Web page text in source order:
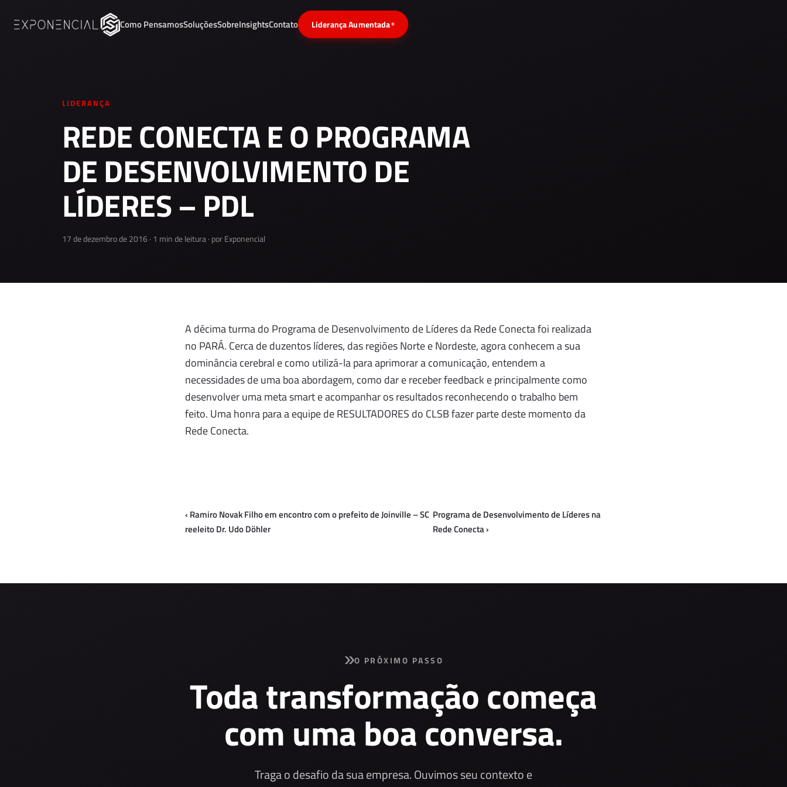
Como PensamosSoluçõesSobreInsightsContato Liderança Aumentada®
LIDERANÇA
REDE CONECTA E O PROGRAMA
DE DESENVOLVIMENTO DE
LÍDERES – PDL
17 de dezembro de 2016 · 1 min de leitura · por Exponencial
A décima turma do Programa de Desenvolvimento de Líderes da Rede Conecta foi realizada
no PARÁ. Cerca de duzentos líderes, das regiões Norte e Nordeste, agora conhecem a sua
dominância cerebral e como utilizá-la para aprimorar a comunicação, entendem a
necessidades de uma boa abordagem, como dar e receber feedback e principalmente como
desenvolver uma meta smart e acompanhar os resultados reconhecendo o trabalho bem
feito. Uma honra para a equipe de RESULTADORES do CLSB fazer parte deste momento da
Rede Conecta.
‹ Ramiro Novak Filho em encontro com o prefeito de Joinville – SC
reeleito Dr. Udo Döhler
Programa de Desenvolvimento de Líderes na
Rede Conecta›
O PRÓXIMO PASSO
Toda transformação começa
com uma boa conversa.
Traga o desafio da sua empresa. Ouvimos seu contexto e